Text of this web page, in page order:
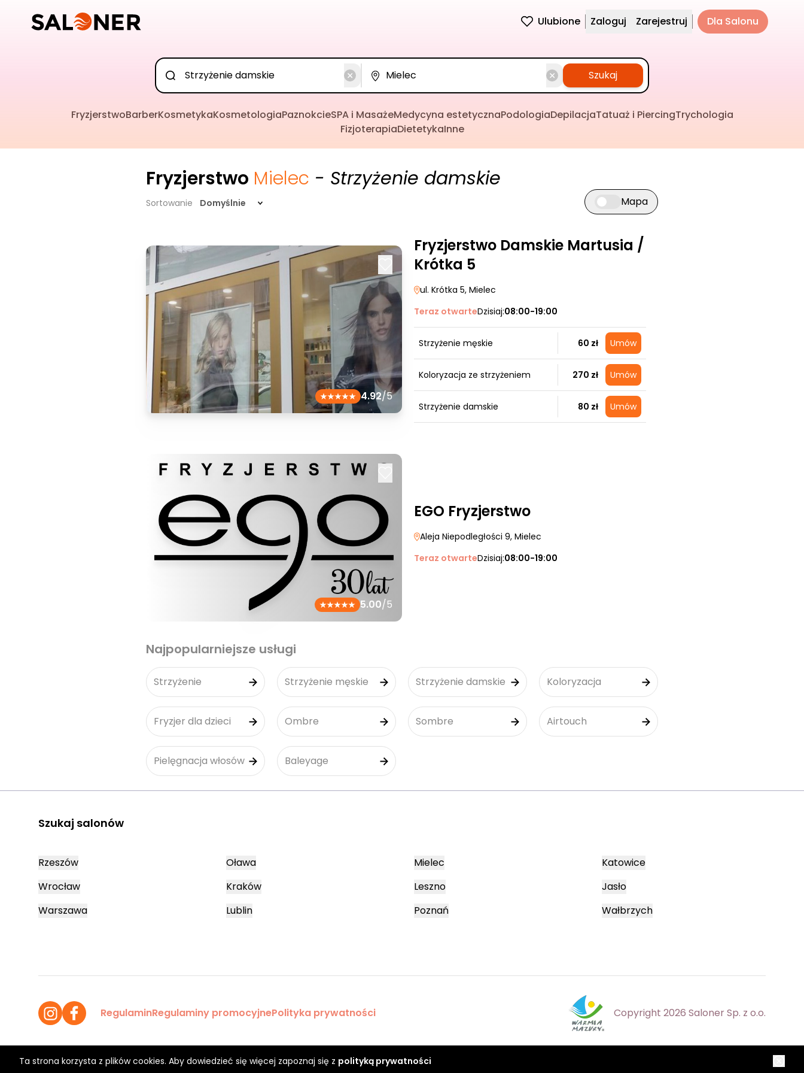
Ulubione Zaloguj Zarejestruj Dla Salonu
Szukaj
FryzjerstwoBarberKosmetykaKosmetologiaPaznokcieSPA i MasażeMedycyna estetycznaPodologiaDepilacjaTatuaż i PiercingTrychologia
FizjoterapiaDietetykaInne
Fryzjerstwo Mielec - Strzyżenie damskie
Sortowanie Domyślnie Przełącz widok mapy
Mapa
4.92/5
Fryzjerstwo Damskie Martusia /
Krótka 5
ul. Krótka 5, Mielec
Teraz otwarteDzisiaj:08:00-19:00
Strzyżenie męskie 60 zł Umów
Koloryzacja ze strzyżeniem 270 zł Umów
Strzyżenie damskie 80 zł Umów
5.00/5
EGO Fryzjerstwo
Aleja Niepodległości 9, Mielec
Teraz otwarteDzisiaj:08:00-19:00
Najpopularniejsze usługi
Strzyżenie Strzyżenie męskie Strzyżenie damskie Koloryzacja
Fryzjer dla dzieci Ombre Sombre Airtouch
Pielęgnacja włosów Baleyage
Ta strona korzysta z plików cookies. Aby dowiedzieć się więcej zapoznaj się z polityką prywatności
Szukaj salonów
Rzeszów
Wrocław
Warszawa
Oława
Kraków
Lublin
Mielec
Leszno
Poznań
Katowice
Jasło
Wałbrzych
RegulaminRegulaminy promocyjnePolityka prywatności Copyright 2026 Saloner Sp. z o.o.